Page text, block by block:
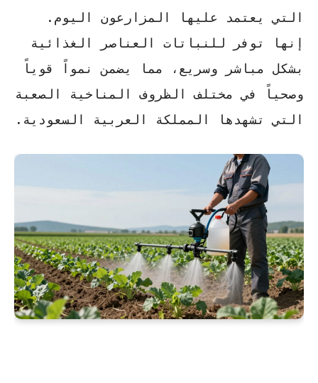
التي يعتمد عليها المزارعون اليوم.
إنها توفر للنباتات العناصر الغذائية
بشكل مباشر وسريع، مما يضمن نمواً قوياً
وصحياً في مختلف الظروف المناخية الصعبة
التي تشهدها المملكة العربية السعودية.